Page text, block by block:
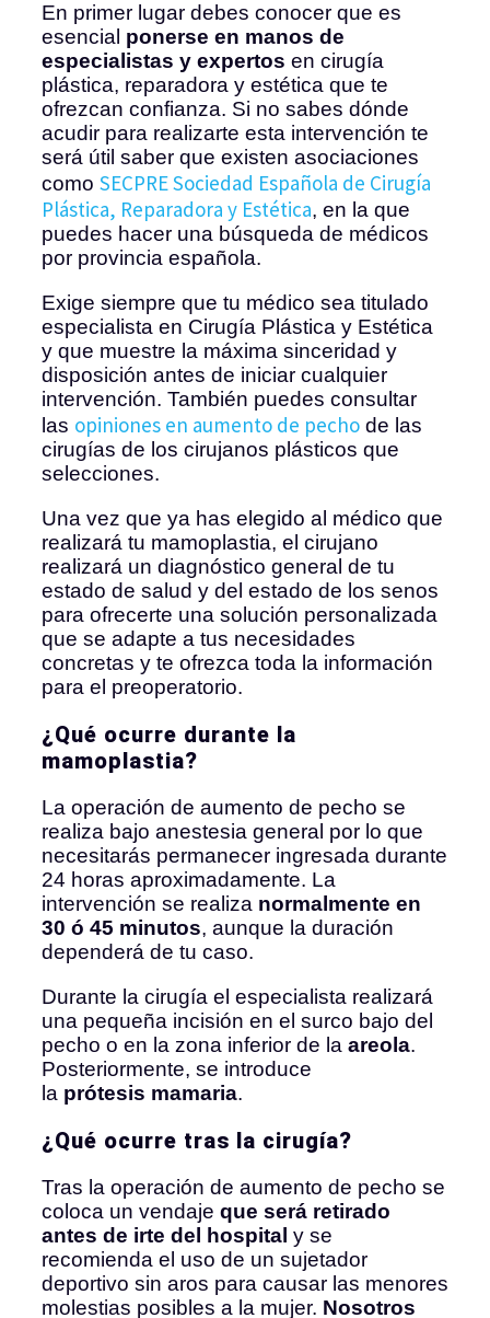
En primer lugar debes conocer que es
esencial ponerse en manos de
especialistas y expertos en cirugía
plástica, reparadora y estética que te
ofrezcan confianza. Si no sabes dónde
acudir para realizarte esta intervención te
será útil saber que existen asociaciones
como SECPRE Sociedad Española de Cirugía
Plástica, Reparadora y Estética, en la que
puedes hacer una búsqueda de médicos
por provincia española.
Exige siempre que tu médico sea titulado
especialista en Cirugía Plástica y Estética
y que muestre la máxima sinceridad y
disposición antes de iniciar cualquier
intervención. También puedes consultar
las opiniones en aumento de pecho de las
cirugías de los cirujanos plásticos que
selecciones.
Una vez que ya has elegido al médico que
realizará tu mamoplastia, el cirujano
realizará un diagnóstico general de tu
estado de salud y del estado de los senos
para ofrecerte una solución personalizada
que se adapte a tus necesidades
concretas y te ofrezca toda la información
para el preoperatorio.
¿Qué ocurre durante la
mamoplastia?
La operación de aumento de pecho se
realiza bajo anestesia general por lo que
necesitarás permanecer ingresada durante
24 horas aproximadamente. La
intervención se realiza normalmente en
30 ó 45 minutos, aunque la duración
dependerá de tu caso.
Durante la cirugía el especialista realizará
una pequeña incisión en el surco bajo del
pecho o en la zona inferior de la areola.
Posteriormente, se introduce
la prótesis mamaria.
¿Qué ocurre tras la cirugía?
Tras la operación de aumento de pecho se
coloca un vendaje que será retirado
antes de irte del hospital y se
recomienda el uso de un sujetador
deportivo sin aros para causar las menores
molestias posibles a la mujer. Nosotros